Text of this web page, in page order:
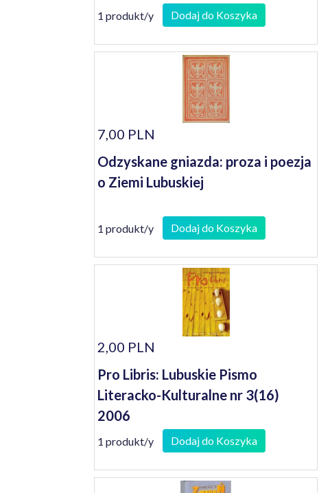
1 produkt/y Dodaj do Koszyka
7,00 PLN
Odzyskane gniazda: proza i poezja
o Ziemi Lubuskiej
1 produkt/y Dodaj do Koszyka
2,00 PLN
Pro Libris: Lubuskie Pismo
Literacko-Kulturalne nr 3(16)
2006
1 produkt/y Dodaj do Koszyka